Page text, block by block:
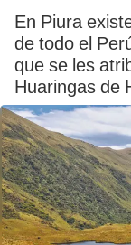
En Piura
de todo el
que se les
Huaringas de